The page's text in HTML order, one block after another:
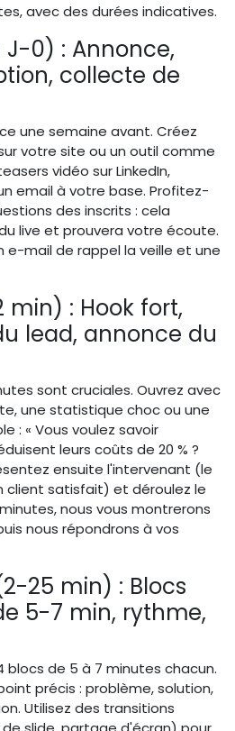
avec des durées indicatives.
0) : Annonce,
collecte de
une semaine avant. Créez
votre site ou un outil comme
vidéo sur LinkedIn,
email à votre base. Profitez-
des inscrits : cela
live et prouvera votre écoute.
e-mail de rappel la veille et une
: Hook fort,
lead, annonce du
sont cruciales. Ouvrez avec
une statistique choc ou une
: « Vous voulez savoir
leurs coûts de 20 % ?
ensuite l'intervenant (le
client satisfait) et déroulez le
nous vous montrerons
nous répondrons à vos
25 min) : Blocs
5-7 min, rythme,
blocs de 5 à 7 minutes chacun.
précis : problème, solution,
Utilisez des transitions